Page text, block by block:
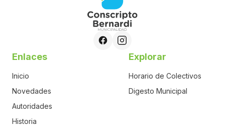
Enlaces
Inicio
Novedades
Autoridades
Historia
Explorar
Horario de Colectivos
Digesto Municipal